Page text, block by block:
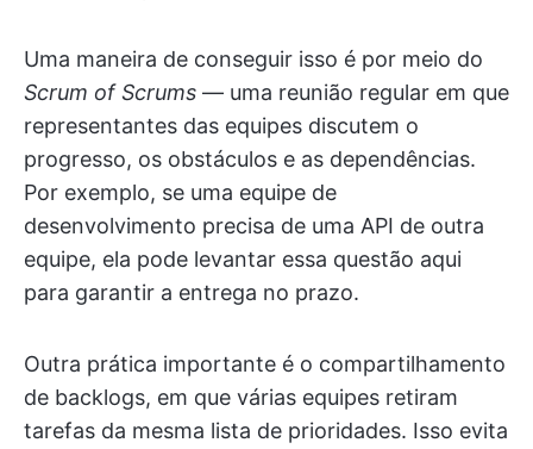
Uma maneira de conseguir isso é por meio do
Scrum of Scrums — uma reunião regular em que
representantes das equipes discutem o
progresso, os obstáculos e as dependências.
Por exemplo, se uma equipe de
desenvolvimento precisa de uma API de outra
equipe, ela pode levantar essa questão aqui
para garantir a entrega no prazo.
Outra prática importante é o compartilhamento
de backlogs, em que várias equipes retiram
tarefas da mesma lista de prioridades. Isso evita